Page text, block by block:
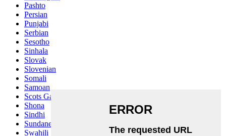
Pashto
Persian
Punjabi
Serbian
Sesotho
Sinhala
Slovak
Slovenian
Somali
Samoan
Scots Gaelic
Shona
Sindhi
Sundanese
Swahili